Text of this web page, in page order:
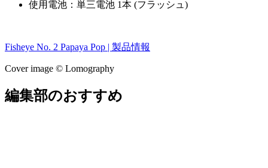
使用電池：単三電池 1本 (フラッシュ)
Fisheye No. 2 Papaya Pop | 製品情報
Cover image ©︎ Lomography
編集部のおすすめ